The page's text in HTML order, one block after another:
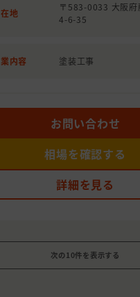
地
〒583-0033 大阪府
4-6-35
内容 塗装工事
詳細を見る
お問い合わせ
相場を確認する
次の10件を表示する